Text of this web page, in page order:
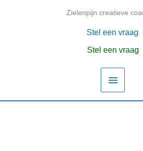
Zielenpijn creatieve
Stel een vraag
Stel een vraag